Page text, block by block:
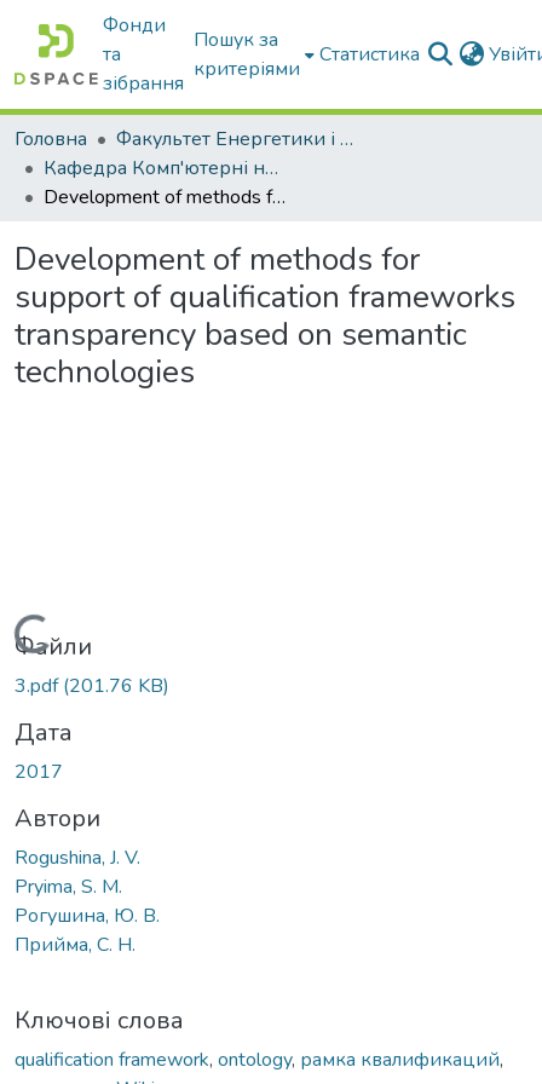
Фонди
та
зібрання
Пошук за
критеріями
Статистика
Головна
Факультет Енергетики і комп'ютерних технологій
Кафедра Комп'ютерні науки
Development of methods for support of qualification frameworks transparency based on semantic technologies
Development of methods for
support of qualification frameworks
transparency based on semantic
technologies
Вантажиться...
Файли
3.pdf(201.76 KB)
Дата
2017
Автори
Rogushina, J. V.
Pryima, S. M.
Рогушина, Ю. В.
Прийма, С. Н.
Ключові слова
qualification framework, ontology, рамка квалификаций,